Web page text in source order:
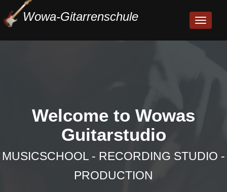
Toggle
Wowa-Gitarrenschule
Welcome to Wowas
Guitarstudio
MUSICSCHOOL - RECORDING STUDIO -
PRODUCTION